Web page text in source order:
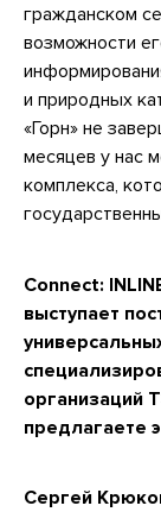
гражданском
возможности
и природных
«Горн» не
месяцев у нас
комплекса,
Connect:
выступает
организаций
предлагаете
Сергей